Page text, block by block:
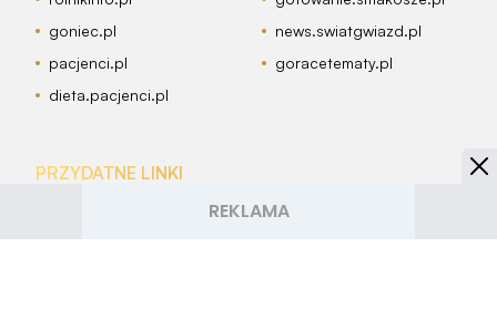
goniec.pl
news.swiatgwiazd.pl
pacjenci.pl
goracetematy.pl
dieta.pacjenci.pl
PRZYDATNE LINKI